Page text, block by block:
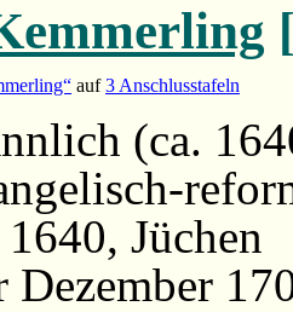
auf3 Anschlusstafeln
(ca.
1640, Jüchen
Dezember